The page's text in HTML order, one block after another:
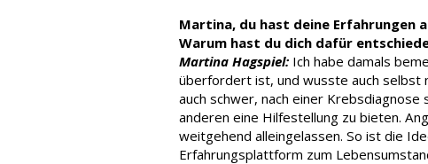
Martina, du hast deine Erfahrungen
Warum hast du dich dafür
Martina Hagspiel: Ich habe damals
überfordert ist, und wusste auch selbst
auch schwer, nach einer
anderen eine Hilfestellung zu bieten.
weitgehend alleingelassen. So ist die
Erfahrungsplattform zum